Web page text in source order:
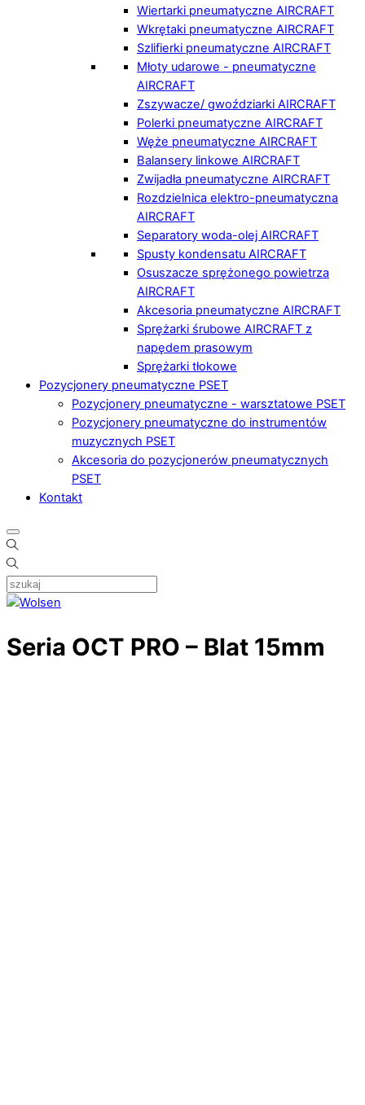
Wiertarki pneumatyczne AIRCRAFT
Wkrętaki pneumatyczne AIRCRAFT
Szlifierki pneumatyczne AIRCRAFT
Młoty udarowe - pneumatyczne
AIRCRAFT
Zszywacze/ gwoździarki AIRCRAFT
Polerki pneumatyczne AIRCRAFT
Węże pneumatyczne AIRCRAFT
Balansery linkowe AIRCRAFT
Zwijadła pneumatyczne AIRCRAFT
Rozdzielnica elektro-pneumatyczna
AIRCRAFT
Separatory woda-olej AIRCRAFT
Spusty kondensatu AIRCRAFT
Osuszacze sprężonego powietrza
AIRCRAFT
Akcesoria pneumatyczne AIRCRAFT
Sprężarki śrubowe AIRCRAFT z
napędem prasowym
Sprężarki tłokowe
Pozycjonery pneumatyczne PSET
Pozycjonery pneumatyczne - warsztatowe PSET
Pozycjonery pneumatyczne do instrumentów
muzycznych PSET
Akcesoria do pozycjonerów pneumatycznych
PSET
Kontakt
Seria OCT PRO – Blat 15mm